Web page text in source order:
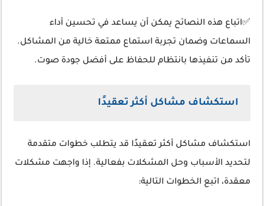
✅اتباع هذه النصائح يمكن أن يساعد في تحسين أداء
السماعات وضمان تجربة استماع ممتعة خالية من المشاكل.
تأكد من تنفيذها بانتظام للحفاظ على أفضل جودة صوت.
استكشاف مشاكل أكثر تعقيدًا
استكشاف مشاكل أكثر تعقيدًا قد يتطلب خطوات متقدمة
لتحديد الأسباب وحل المشكلات بفعالية. إذا واجهت مشكلات
معقدة، اتبع الخطوات التالية: